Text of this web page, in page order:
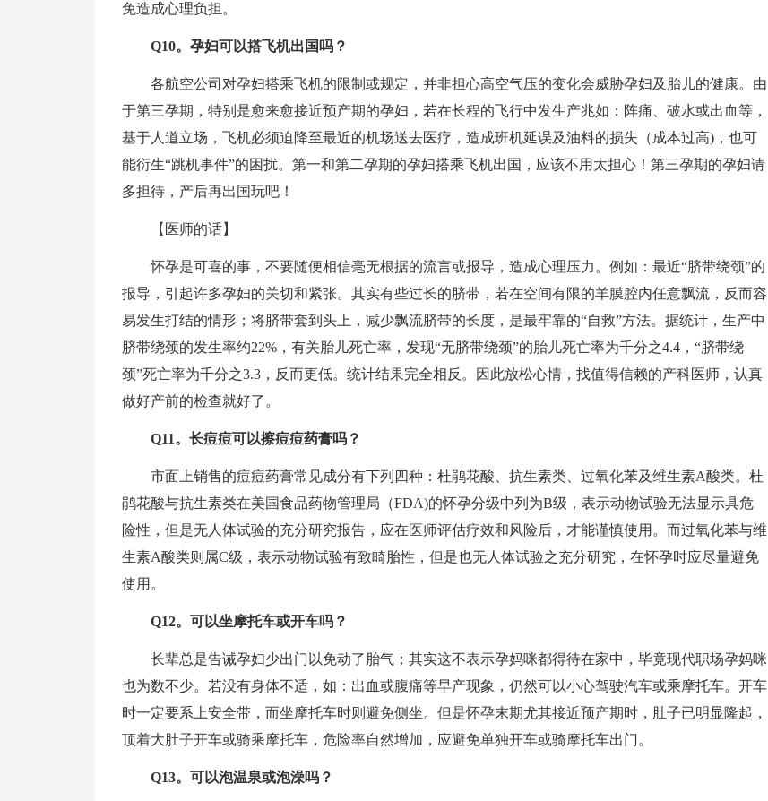
免造成心理负担。
Q10。孕妇可以搭飞机出国吗？
各航空公司对孕妇搭乘飞机的限制或规定，并非担心高空气压的变化会威胁孕妇及胎儿的健康。由
于第三孕期，特别是愈来愈接近预产期的孕妇，若在长程的飞行中发生产兆如：阵痛、破水或出血等，
基于人道立场，飞机必须迫降至最近的机场送去医疗，造成班机延误及油料的损失（成本过高)，也可
能衍生“跳机事件”的困扰。第一和第二孕期的孕妇搭乘飞机出国，应该不用太担心！第三孕期的孕妇请
多担待，产后再出国玩吧！
【医师的话】
怀孕是可喜的事，不要随便相信毫无根据的流言或报导，造成心理压力。例如：最近“脐带绕颈”的
报导，引起许多孕妇的关切和紧张。其实有些过长的脐带，若在空间有限的羊膜腔内任意飘流，反而容
易发生打结的情形；将脐带套到头上，减少飘流脐带的长度，是最牢靠的“自救”方法。据统计，生产中
脐带绕颈的发生率约22%，有关胎儿死亡率，发现“无脐带绕颈”的胎儿死亡率为千分之4.4，“脐带绕
颈”死亡率为千分之3.3，反而更低。统计结果完全相反。因此放松心情，找值得信赖的产科医师，认真
做好产前的检查就好了。
Q11。长痘痘可以擦痘痘药膏吗？
市面上销售的痘痘药膏常见成分有下列四种：杜鹃花酸、抗生素类、过氧化苯及维生素A酸类。杜
鹃花酸与抗生素类在美国食品药物管理局（FDA)的怀孕分级中列为B级，表示动物试验无法显示具危
险性，但是无人体试验的充分研究报告，应在医师评估疗效和风险后，才能谨慎使用。而过氧化苯与维
生素A酸类则属C级，表示动物试验有致畸胎性，但是也无人体试验之充分研究，在怀孕时应尽量避免
使用。
Q12。可以坐摩托车或开车吗？
长辈总是告诫孕妇少出门以免动了胎气；其实这不表示孕妈咪都得待在家中，毕竟现代职场孕妈咪
也为数不少。若没有身体不适，如：出血或腹痛等早产现象，仍然可以小心驾驶汽车或乘摩托车。开车
时一定要系上安全带，而坐摩托车时则避免侧坐。但是怀孕末期尤其接近预产期时，肚子已明显隆起，
顶着大肚子开车或骑乘摩托车，危险率自然增加，应避免单独开车或骑摩托车出门。
Q13。可以泡温泉或泡澡吗？